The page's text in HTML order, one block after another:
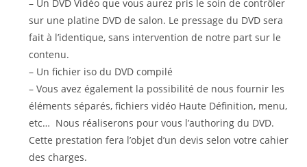
– Un DVD Vidéo que vous aurez pris le soin de contrôler
sur une platine DVD de salon. Le pressage du DVD sera
fait à l’identique, sans intervention de notre part sur le
contenu.
– Un fichier iso du DVD compilé
– Vous avez également la possibilité de nous fournir les
éléments séparés, fichiers vidéo Haute Définition, menu,
etc… Nous réaliserons pour vous l’authoring du DVD.
Cette prestation fera l’objet d’un devis selon votre cahier
des charges.